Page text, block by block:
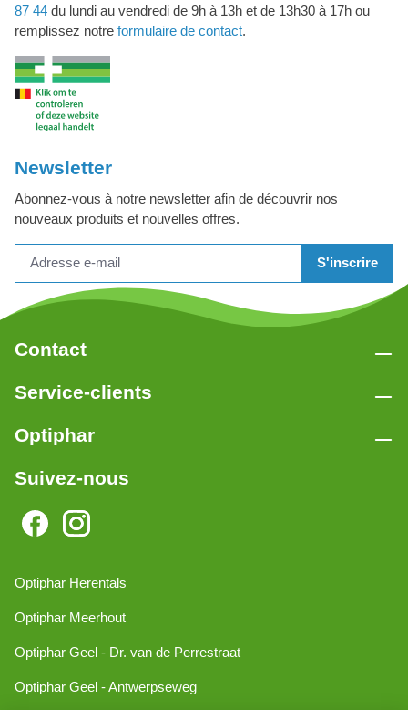
87 44 du lundi au vendredi de 9h à 13h et de 13h30 à 17h ou
remplissez notre formulaire de contact.
Newsletter
Abonnez-vous à notre newsletter afin de découvrir nos
nouveaux produits et nouvelles offres.
S'inscrire
Contact
Service-clients
Optiphar
Suivez-nous
Optiphar Herentals
Optiphar Meerhout
Optiphar Geel - Dr. van de Perrestraat
Optiphar Geel - Antwerpseweg